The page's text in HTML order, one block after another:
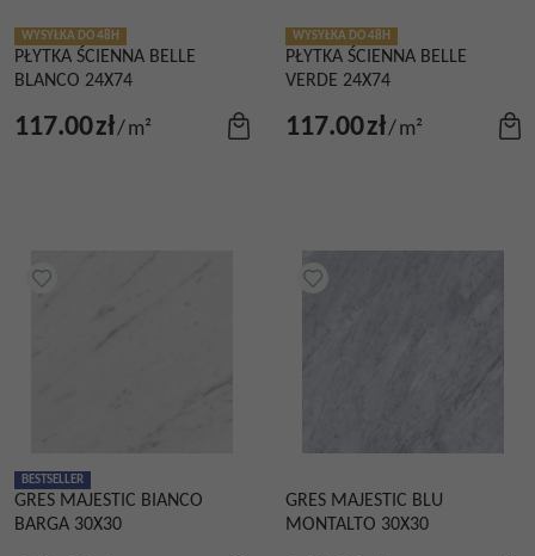
WYSYŁKA DO 48H
PŁYTKA ŚCIENNA BELLE
BLANCO 24X74
117.00zł/m²
WYSYŁKA DO 48H
PŁYTKA ŚCIENNA BELLE
VERDE 24X74
117.00zł/m²
BESTSELLER
GRES MAJESTIC BIANCO
BARGA 30X30
GRES MAJESTIC BLU
MONTALTO 30X30